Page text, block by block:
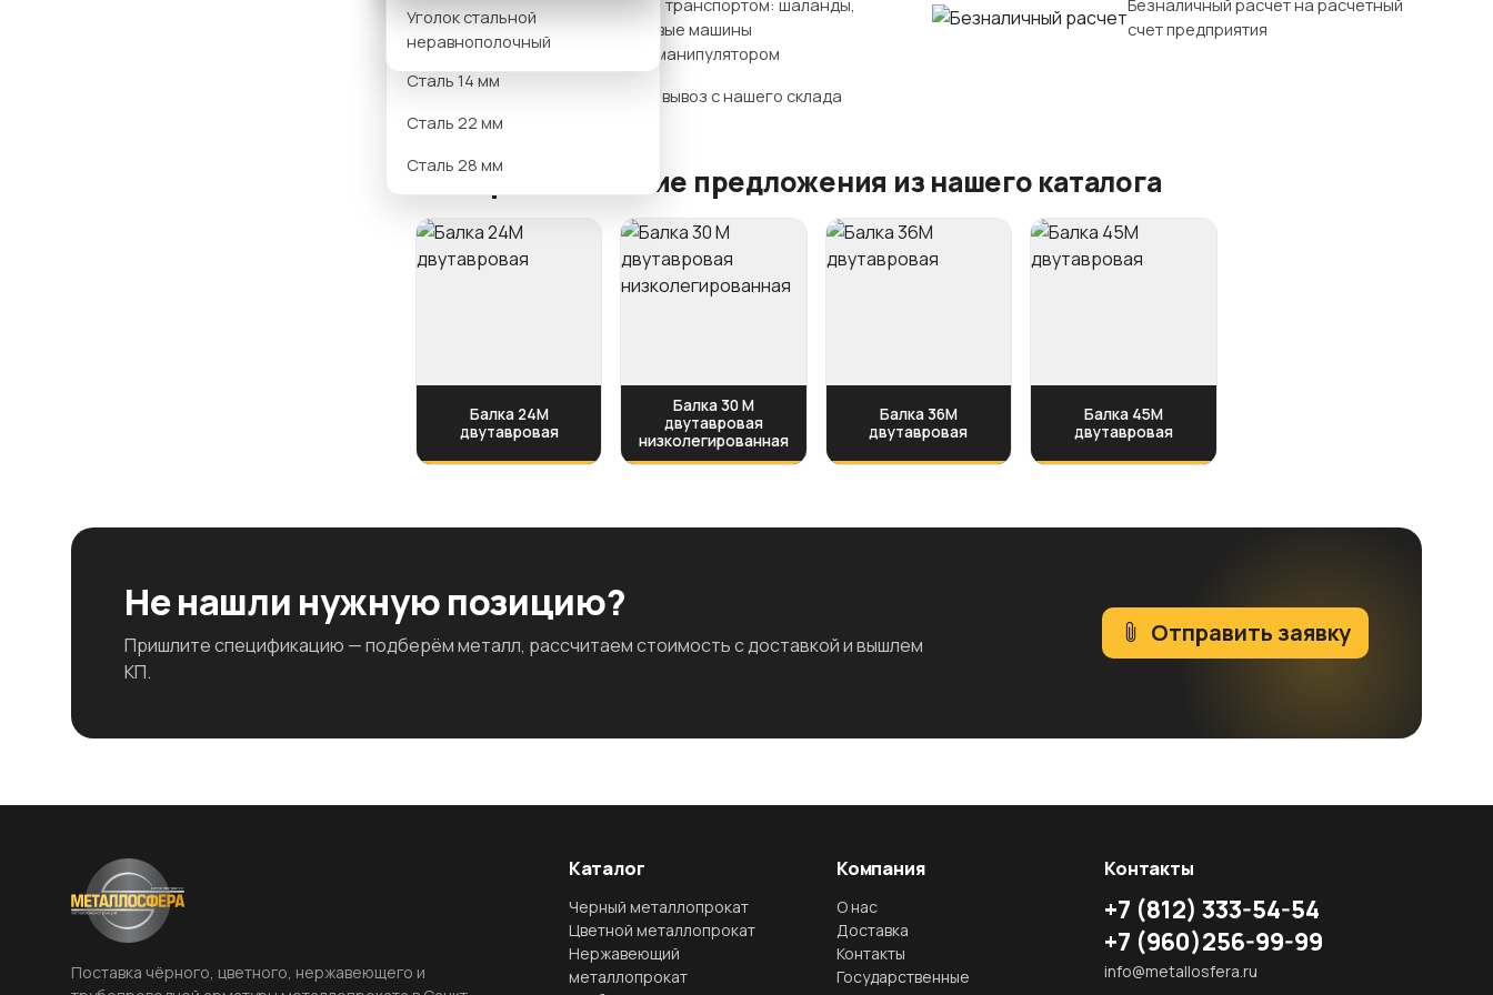
Сталь 12 мм
Сталь 14 мм
Сталь 22 мм
Сталь 28 мм
Уголок стальной
неравнополочный
бортовые машины
гидроманипулятором
Самовывоз с нашего склада
счет предприятия
Смотрите похожие предложения из нашего каталога
Балка 24М
двутавровая
Балка 30 М
двутавровая
низколегированная
Балка 36М
двутавровая
Балка 45М
двутавровая
Не нашли нужную позицию?
Пришлите спецификацию — подберём металл, рассчитаем стоимость с доставкой и вышлем
КП.
Отправить заявку
Поставка чёрного, цветного, нержавеющего и
Каталог
Черный металлопрокат
Цветной металлопрокат
Нержавеющий
металлопрокат
Компания
О нас
Доставка
Контакты
Государственные
Контакты
+7 (812) 333-54-54
+7 (960)256-99-99
info@metallosfera.ru